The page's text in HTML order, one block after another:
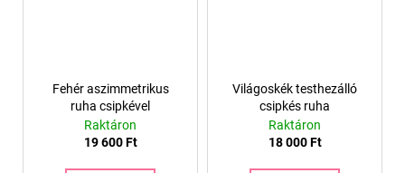
Fehér aszimmetrikus
ruha csipkével
Raktáron
19 600 Ft
Világoskék testhezálló
csipkés ruha
Raktáron
18 000 Ft